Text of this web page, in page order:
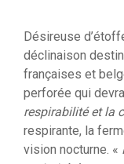
Désireuse
déclinaison
françaises et
perforée qui
respirabilité et la
respirante, la
vision nocturne. «